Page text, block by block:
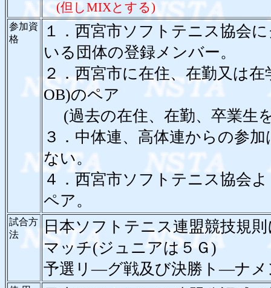
(但しMIXとする)
参加資
格
１．西宮市ソフトテニス協会
いる団体の登録メンバー。
２．西宮市に在住、在勤又は
OB)のペア
(過去の在住、在勤、卒業生
３．中体連、高体連からの参
ない。
４．西宮市ソフトテニス協会
ペア。
試合方
法
日本ソフトテニス連盟競技規
マッチ(ジュニアは５Ｇ)
予選リ―グ戦及び決勝ト―ナメ